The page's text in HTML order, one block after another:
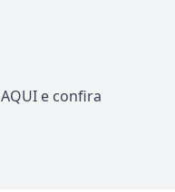
AQUI e confira